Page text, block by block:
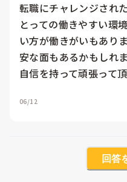
転職にチャレンジされ
とっての働きやすい環
い方が働きがいもあり
安な面もあるかもしれ
自信を持って頑張って
06/12
回答